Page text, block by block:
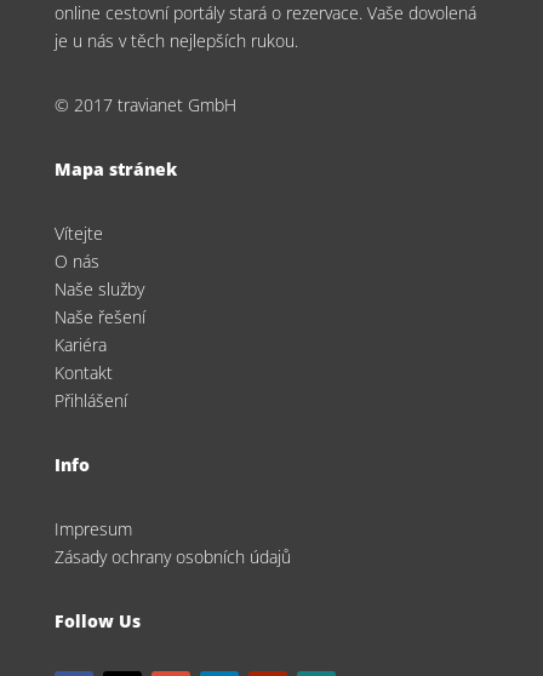
online cestovní portály stará o rezervace. Vaše dovolená
je u nás v těch nejlepších rukou.
© 2017 travianet GmbH
Mapa stránek
Vítejte
O nás
Naše služby
Naše řešení
Kariéra
Kontakt
Přihlášení
Info
Impresum
Zásady ochrany osobních údajů
Follow Us